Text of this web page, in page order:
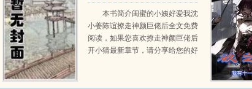
本书简介闺蜜的小姨好爱我沈
小姜陈谊撩走神颜巨佬后全文免费
阅读，如果您喜欢撩走神颜巨佬后
开小猜最新章节，请分享给您的好